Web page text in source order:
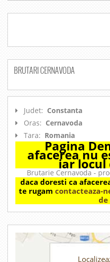
BRUTARI CERNAVODA
Judet: Constanta
Oras: Cernavoda
Tara: Romania
Pagina
afacerea nu
iar locul
Brutarie Cernavoda -
daca doresti ca
te rugam contacteaza-
de